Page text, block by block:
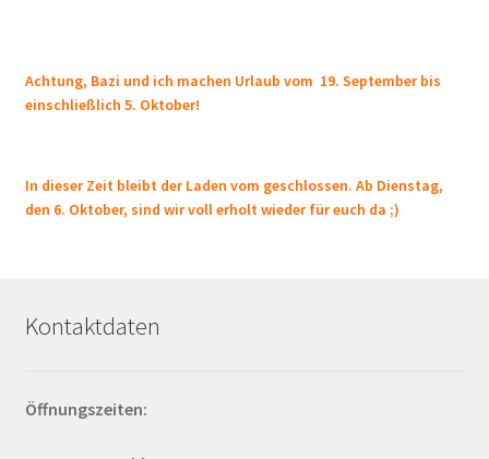
Achtung, Bazi und ich machen Urlaub vom 19. September bis
einschließlich 5. Oktober!
In dieser Zeit bleibt der Laden vom geschlossen. Ab Dienstag,
den 6. Oktober, sind wir voll erholt wieder für euch da ;)
Kontaktdaten
Öffnungszeiten: